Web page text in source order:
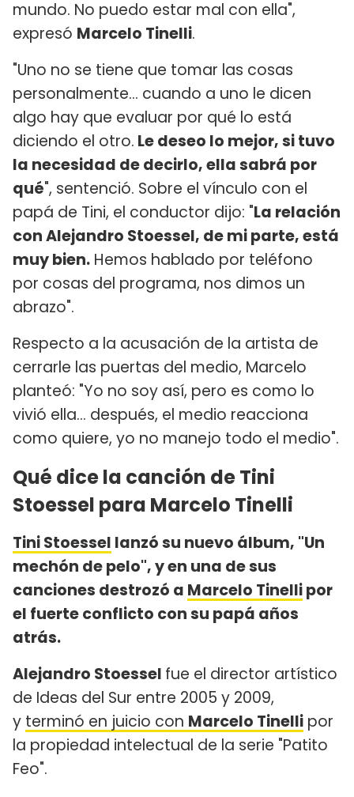
mundo. No puedo estar mal con ella",
expresó Marcelo Tinelli.
"Uno no se tiene que tomar las cosas
personalmente... cuando a uno le dicen
algo hay que evaluar por qué lo está
diciendo el otro. Le deseo lo mejor, si tuvo
la necesidad de decirlo, ella sabrá por
qué", sentenció. Sobre el vínculo con el
papá de Tini, el conductor dijo: "La relación
con Alejandro Stoessel, de mi parte, está
muy bien. Hemos hablado por teléfono
por cosas del programa, nos dimos un
abrazo".
Respecto a la acusación de la artista de
cerrarle las puertas del medio, Marcelo
planteó: "Yo no soy así, pero es como lo
vivió ella... después, el medio reacciona
como quiere, yo no manejo todo el medio".
Qué dice la canción de Tini
Stoessel para Marcelo Tinelli
Tini Stoessel lanzó su nuevo álbum, "Un
mechón de pelo", y en una de sus
canciones destrozó a Marcelo Tinellipor
el fuerte conflicto con su papá años
atrás.
Alejandro Stoessel fue el director artístico
de Ideas del Sur entre 2005 y 2009,
y terminó en juicio con Marcelo Tinelli por
la propiedad intelectual de la serie "Patito
Feo".